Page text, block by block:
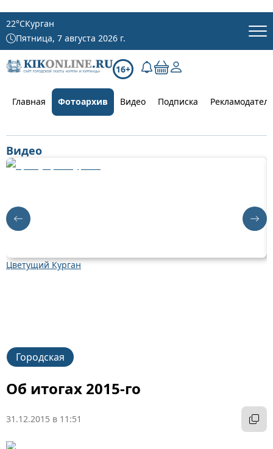
22°CКурган
Пятница, 7 августа 2026 г.
16+
Главная Фотоархив Видео Подписка
Видео
Цветущий Курган
Городская
Об итогах 2015-го
31.12.2015 в 11:51